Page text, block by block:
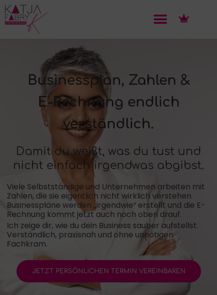
Businessplan, Zahlen &
E-Rechnung endlich
verständlich.
Damit du weißt, was du tust und
nicht einfach irgendwas abgibst.
Viele Selbstständige und Unternehmen arbeiten mit
Zahlen, die sie eigentlich nicht wirklich verstehen.
Businesspläne werden „irgendwie“ erstellt und die E-
Rechnung kommt jetzt auch noch oben drauf.
Ich zeige dir, wie du dein Business sauber aufstellst.
Verständlich, praxisnah und ohne unnötigen
Fachkram.
JETZT PERSÖNLICHEN TERMIN VEREINBAREN